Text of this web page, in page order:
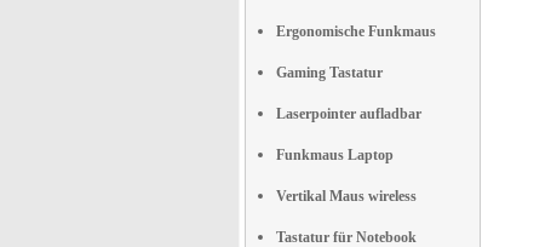
Ergonomische Funkmaus
Gaming Tastatur
Laserpointer aufladbar
Funkmaus Laptop
Vertikal Maus wireless
Tastatur für Notebook